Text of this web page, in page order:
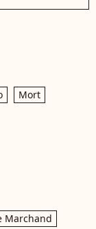
Mort
Marchand